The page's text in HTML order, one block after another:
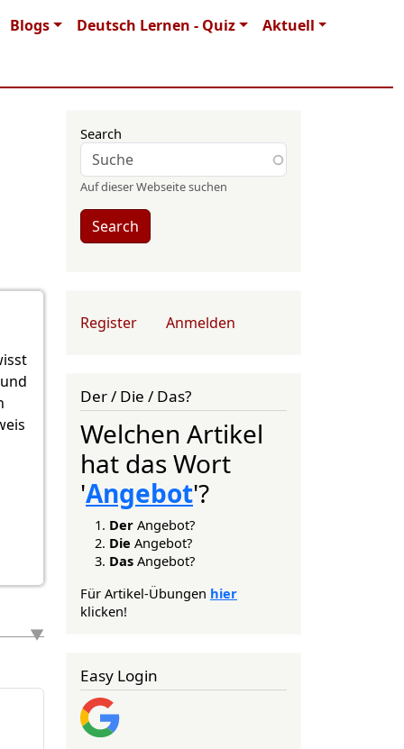
Blogs Deutsch Lernen - Quiz Aktuell
Search
Auf dieser Webseite suchen
Search
User account menu
Register Anmelden
Der / Die / Das?
Welchen Artikel
hat das Wort
'Angebot'?
Der Angebot?
Die Angebot?
Das Angebot?
Für Artikel-Übungen hier
klicken!
Easy Login